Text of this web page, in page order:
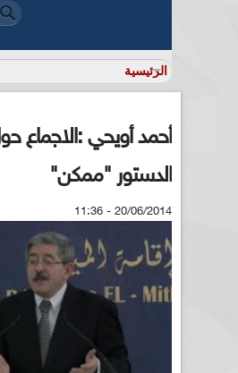
أحمد أويحي :الاجماع
الدستور "ممكن"
20/06/2014 - 11:36